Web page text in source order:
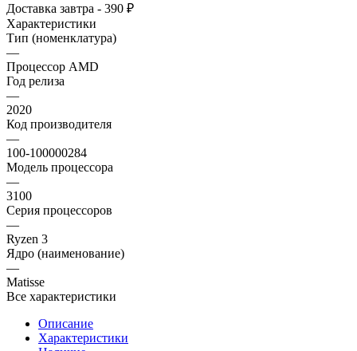
Доставка завтра - 390 ₽
Характеристики
Тип (номенклатура)
—
Процессор AMD
Год релиза
—
2020
Код производителя
—
100-100000284
Модель процессора
—
3100
Серия процессоров
—
Ryzen 3
Ядро (наименование)
—
Matisse
Все характеристики
Описание
Характеристики